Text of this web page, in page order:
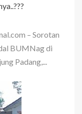
– Sorotan
BUMNag di
Padang,...